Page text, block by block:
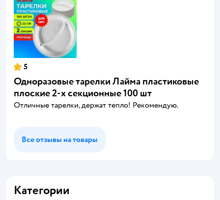
5
Одноразовые тарелки Лайма пластиковые
плоские 2-х секционные 100 шт
Отличные тарелки, держат тепло! Рекомендую.
Все отзывы на товары
Категории